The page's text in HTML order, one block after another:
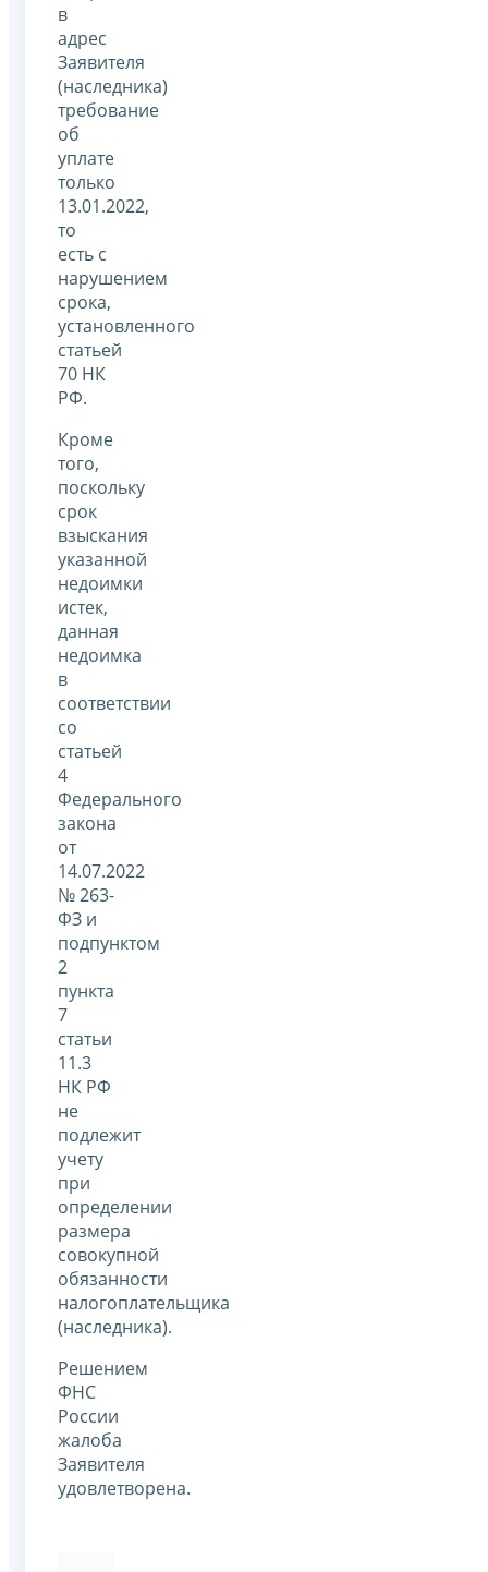
в
адрес
Заявителя
(наследника)
требование
об
уплате
только
13.01.2022,
то
есть с
нарушением
срока,
установленного
статьей
70 НК
РФ.
Кроме
того,
поскольку
срок
взыскания
указанной
недоимки
истек,
данная
недоимка
в
соответствии
со
статьей
4
Федерального
закона
от
14.07.2022
№ 263-
ФЗ и
подпунктом
2
пункта
7
статьи
11.3
НК РФ
не
подлежит
учету
при
определении
размера
совокупной
обязанности
налогоплательщика
(наследника).
Решением
ФНС
России
жалоба
Заявителя
удовлетворена.